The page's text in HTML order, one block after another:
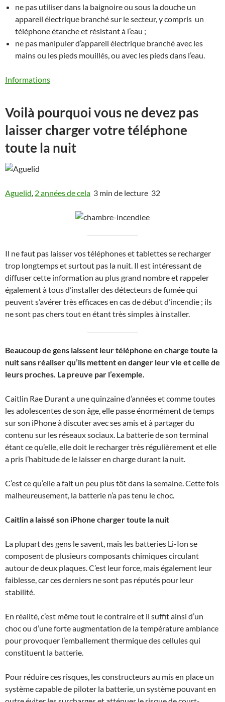
ne pas utiliser dans la baignoire ou sous la douche un
appareil électrique branché sur le secteur, y compris un
téléphone étanche et résistant à l’eau ;
ne pas manipuler d’appareil électrique branché avec les
mains ou les pieds mouillés, ou avec les pieds dans l’eau.
Informations
Voilà pourquoi vous ne devez pas
laisser charger votre téléphone
toute la nuit
Aguelid 2 années de cela 3 min de lecture 32
Il ne faut pas laisser vos téléphones et tablettes se recharger
trop longtemps et surtout pas la nuit. Il est intéressant de
diffuser cette information au plus grand nombre et rappeler
également à tous d’installer des détecteurs de fumée qui
peuvent s’avérer très efficaces en cas de début d’incendie ; ils
ne sont pas chers tout en étant très simples à installer.
Beaucoup de gens laissent leur téléphone en charge toute la
nuit sans réaliser qu’ils mettent en danger leur vie et celle de
leurs proches. La preuve par l’exemple.
Caitlin Rae Durant a une quinzaine d’années et comme toutes
les adolescentes de son âge, elle passe énormément de temps
sur son iPhone à discuter avec ses amis et à partager du
contenu sur les réseaux sociaux. La batterie de son terminal
étant ce qu’elle, elle doit le recharger très régulièrement et elle
a pris l’habitude de le laisser en charge durant la nuit.
C’est ce qu’elle a fait un peu plus tôt dans la semaine. Cette fois
malheureusement, la batterie n’a pas tenu le choc.
Caitlin a laissé son iPhone charger toute la nuit
La plupart des gens le savent, mais les batteries Li-Ion se
composent de plusieurs composants chimiques circulant
autour de deux plaques. C’est leur force, mais également leur
faiblesse, car ces derniers ne sont pas réputés pour leur
stabilité.
En réalité, c’est même tout le contraire et il suffit ainsi d’un
choc ou d’une forte augmentation de la température ambiance
pour provoquer l’emballement thermique des cellules qui
constituent la batterie.
Pour réduire ces risques, les constructeurs au mis en place un
système capable de piloter la batterie, un système pouvant en